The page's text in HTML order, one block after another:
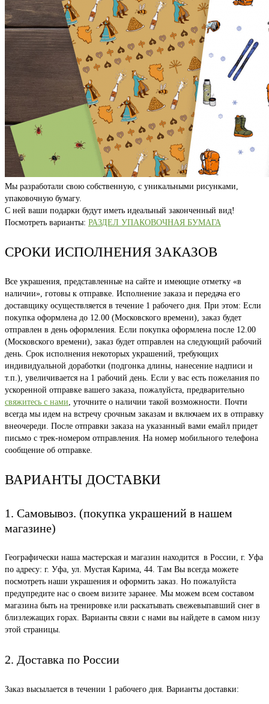
Мы разработали свою собственную, с уникальными рисунками,
упаковочную бумагу.
С ней ваши подарки будут иметь идеальный законченный вид!
Посмотреть варианты: РАЗДЕЛ УПАКОВОЧНАЯ БУМАГА
СРОКИ ИСПОЛНЕНИЯ ЗАКАЗОВ
Все украшения, представленные на сайте и имеющие отметку «в
наличии», готовы к отправке. Исполнение заказа и передача его
доставщику осуществляется в течение 1 рабочего дня. При этом: Если
покупка оформлена до 12.00 (Московского времени), заказ будет
отправлен в день оформления. Если покупка оформлена после 12.00
(Московского времени), заказ будет отправлен на следующий рабочий
день. Срок исполнения некоторых украшений, требующих
индивидуальной доработки (подгонка длины, нанесение надписи и
т.п.), увеличивается на 1 рабочий день. Если у вас есть пожелания по
ускоренной отправке вашего заказа, пожалуйста, предварительно
свяжитесь с нами, уточните о наличии такой возможности. Почти
всегда мы идем на встречу срочным заказам и включаем их в отправку
внеочереди. После отправки заказа на указанный вами емайл придет
письмо с трек-номером отправления. На номер мобильного телефона
сообщение об отправке.
ВАРИАНТЫ ДОСТАВКИ
1. Самовывоз. (покупка украшений в нашем
магазине)
Географически наша мастерская и магазин находится в России, г. Уфа
по адресу: г. Уфа, ул. Мустая Карима, 44. Там Вы всегда можете
посмотреть наши украшения и оформить заказ. Но пожалуйста
предупредите нас о своем визите заранее. Мы можем всем составом
магазина быть на тренировке или раскатывать свежевыпавший снег в
близлежащих горах. Варианты связи с нами вы найдете в самом низу
этой страницы.
2. Доставка по России
Заказ высылается в течении 1 рабочего дня. Варианты доставки: